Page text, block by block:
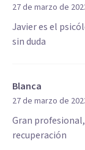
27 de marzo de
Javier es el
sin duda
Blanca
27 de marzo de
Gran
recuperación